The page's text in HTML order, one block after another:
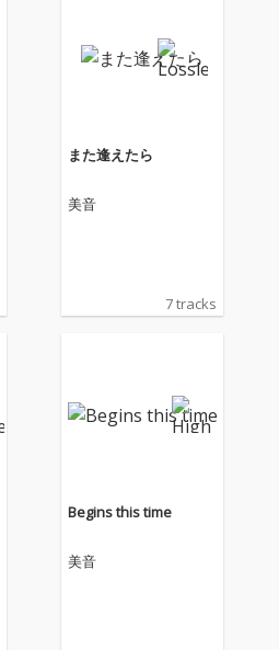
また逢えたら
美音
7 tracks
Begins this time
美音